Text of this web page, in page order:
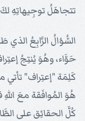
تتجاهَلُ توجِيهاتِهِ
السُّؤالُ الرَّابِعُ الذي
حَوَّاء، وهُوَ يُنتِجُ
كَلِمَة "إعتِراف" تأتي
هُوَ المُوافَقة معَ اللهِ
كُلَّ الحقائِق على